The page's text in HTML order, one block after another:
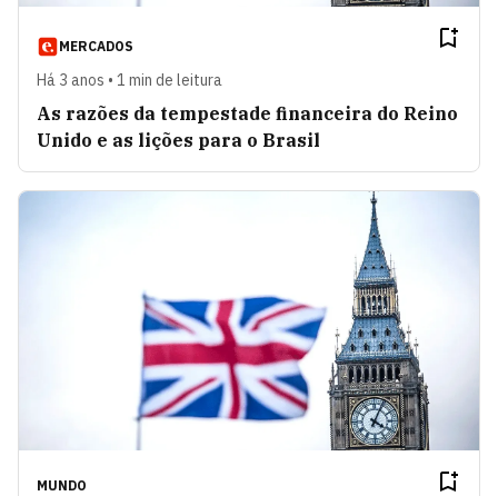
MERCADOS
Há 3 anos • 1 min de leitura
As razões da tempestade financeira do Reino
Unido e as lições para o Brasil
MUNDO